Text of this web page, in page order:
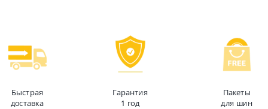
Быстрая
доставка
Гарантия
1 год
Пакеты
для шин